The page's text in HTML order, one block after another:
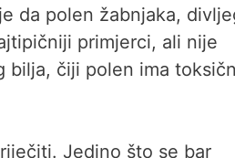
da polen žabnjaka,
primjerci, ali nije
bilja, čiji polen ima
Jedino što se bar